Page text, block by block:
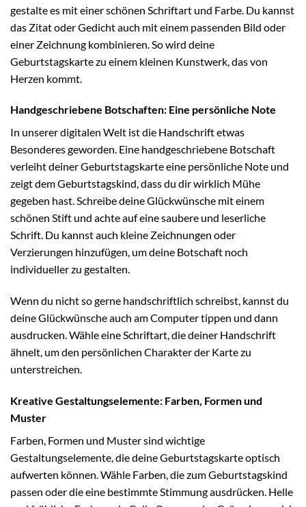
gestalte es mit einer schönen Schriftart und Farbe. Du kannst
das Zitat oder Gedicht auch mit einem passenden Bild oder
einer Zeichnung kombinieren. So wird deine
Geburtstagskarte zu einem kleinen Kunstwerk, das von
Herzen kommt.
Handgeschriebene Botschaften: Eine persönliche Note
In unserer digitalen Welt ist die Handschrift etwas
Besonderes geworden. Eine handgeschriebene Botschaft
verleiht deiner Geburtstagskarte eine persönliche Note und
zeigt dem Geburtstagskind, dass du dir wirklich Mühe
gegeben hast. Schreibe deine Glückwünsche mit einem
schönen Stift und achte auf eine saubere und leserliche
Schrift. Du kannst auch kleine Zeichnungen oder
Verzierungen hinzufügen, um deine Botschaft noch
individueller zu gestalten.
Wenn du nicht so gerne handschriftlich schreibst, kannst du
deine Glückwünsche auch am Computer tippen und dann
ausdrucken. Wähle eine Schriftart, die deiner Handschrift
ähnelt, um den persönlichen Charakter der Karte zu
unterstreichen.
Kreative Gestaltungselemente: Farben, Formen und
Muster
Farben, Formen und Muster sind wichtige
Gestaltungselemente, die deine Geburtstagskarte optisch
aufwerten können. Wähle Farben, die zum Geburtstagskind
passen oder die eine bestimmte Stimmung ausdrücken. Helle